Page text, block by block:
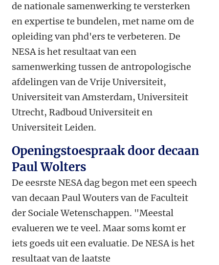
de nationale samenwerking te versterken
en expertise te bundelen, met name om de
opleiding van phd'ers te verbeteren. De
NESA is het resultaat van een
samenwerking tussen de antropologische
afdelingen van de Vrije Universiteit,
Universiteit van Amsterdam, Universiteit
Utrecht, Radboud Universiteit en
Universiteit Leiden.
Openingstoespraak door decaan
Paul Wolters
De eesrste NESA dag begon met een speech
van decaan Paul Wouters van de Faculteit
der Sociale Wetenschappen. "Meestal
evalueren we te veel. Maar soms komt er
iets goeds uit een evaluatie. De NESA is het
resultaat van de laatste